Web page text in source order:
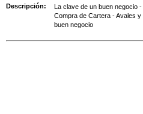
Descripción:
La clave de un buen negocio
Compra de Cartera - Avales
buen negocio